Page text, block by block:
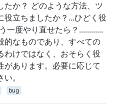
たか？ どのような方法、ツ
役立ちましたか？...ひどく役
一度やり直せたら？............
的なものであり、すべての
わけではなく、おそらく役
があります。必要に応じて
。
bug